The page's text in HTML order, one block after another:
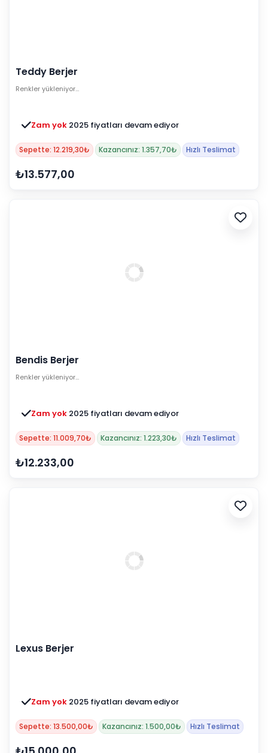
Teddy Berjer
Renkler yükleniyor…
Zam yok 2025 fiyatları devam ediyor
Sepette: 12.219,30₺ Kazancınız: 1.357,70₺ Hızlı Teslimat
₺13.577,00
Bendis Berjer
Renkler yükleniyor…
Zam yok 2025 fiyatları devam ediyor
Sepette: 11.009,70₺ Kazancınız: 1.223,30₺ Hızlı Teslimat
₺12.233,00
Lexus Berjer
Zam yok 2025 fiyatları devam ediyor
Sepette: 13.500,00₺ Kazancınız: 1.500,00₺ Hızlı Teslimat